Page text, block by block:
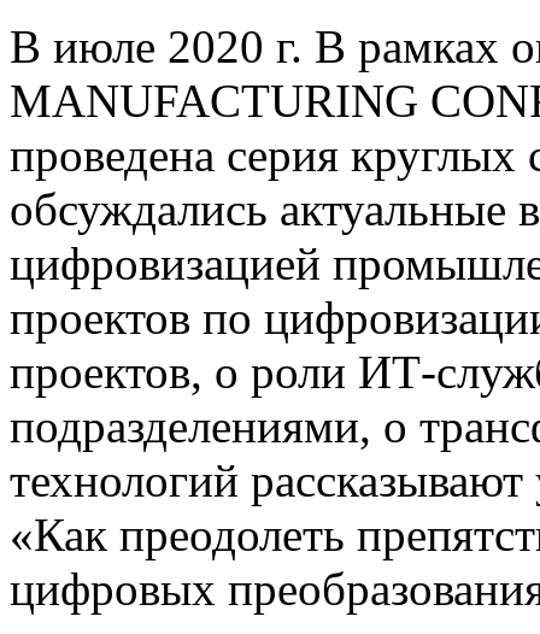
В июле 2020 г. В рамках
MANUFACTURING
проведена серия круглых
обсуждались актуальные
цифровизацией
проектов по
проектов, о роли ИТ-
подразделениями, о
технологий
«Как преодолеть
цифровых